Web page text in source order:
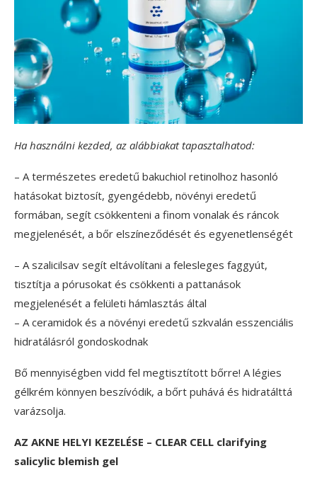
Ha használni kezded, az alábbiakat tapasztalhatod:
– A természetes eredetű bakuchiol retinolhoz hasonló
hatásokat biztosít, gyengédebb, növényi eredetű
formában, segít csökkenteni a finom vonalak és ráncok
megjelenését, a bőr elszíneződését és egyenetlenségét
– A szalicilsav segít eltávolítani a felesleges faggyút,
tisztítja a pórusokat és csökkenti a pattanások
megjelenését a felületi hámlasztás által
– A ceramidok és a növényi eredetű szkvalán esszenciális
hidratálásról gondoskodnak
Bő mennyiségben vidd fel megtisztított bőrre! A légies
gélkrém könnyen beszívódik, a bőrt puhává és hidratálttá
varázsolja.
AZ AKNE HELYI KEZELÉSE – CLEAR CELL clarifying
salicylic blemish gel